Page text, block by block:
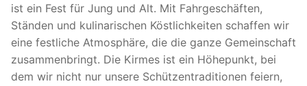
ist ein Fest für Jung und Alt. Mit Fahrgeschäften,
Ständen und kulinarischen Köstlichkeiten schaffen wir
eine festliche Atmosphäre, die die ganze Gemeinschaft
zusammenbringt. Die Kirmes ist ein Höhepunkt, bei
dem wir nicht nur unsere Schützentraditionen feiern,